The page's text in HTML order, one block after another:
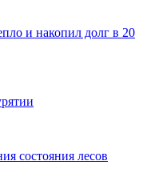
и накопил долг в 20
состояния лесов